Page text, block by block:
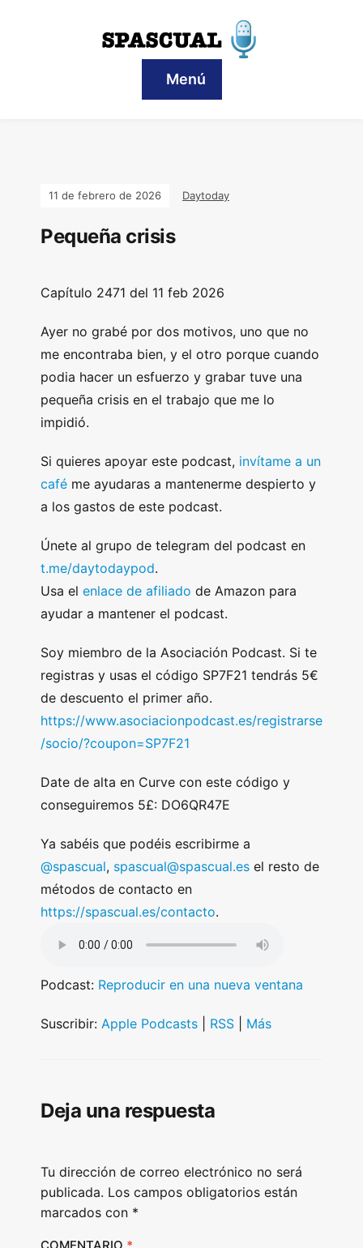
Menú
11 de febrero de 2026 Daytoday
Pequeña crisis
Capítulo 2471 del 11 feb 2026
Ayer no grabé por dos motivos, uno que no
me encontraba bien, y el otro porque cuando
podia hacer un esfuerzo y grabar tuve una
pequeña crisis en el trabajo que me lo
impidió.
Si quieres apoyar este podcast, invítame a un
café me ayudaras a mantenerme despierto y
a los gastos de este podcast.
Únete al grupo de telegram del podcast en
t.me/daytodaypod.
Usa el enlace de afiliado de Amazon para
ayudar a mantener el podcast.
Soy miembro de la Asociación Podcast. Si te
registras y usas el código SP7F21 tendrás 5€
de descuento el primer año.
https://www.asociacionpodcast.es/registrarse
/socio/?coupon=SP7F21
Date de alta en Curve con este código y
conseguiremos 5£: DO6QR47E
Ya sabéis que podéis escribirme a
@spascual, spascual@spascual.es el resto de
métodos de contacto en
https://spascual.es/contacto.
Podcast: Reproducir en una nueva ventana
Suscribir: Apple Podcasts RSS Más
Deja una respuesta
Tu dirección de correo electrónico no será
publicada. Los campos obligatorios están
marcados con *